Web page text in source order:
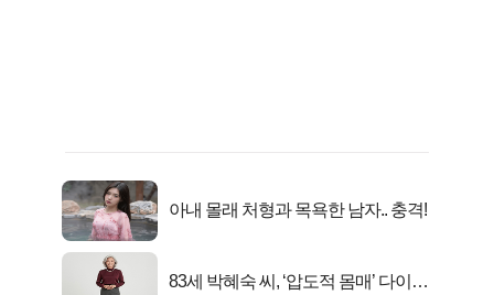
아내 몰래 처형과 목욕한 남자.. 충격!
83세 박혜숙 씨, ‘압도적 몸매’ 다이어